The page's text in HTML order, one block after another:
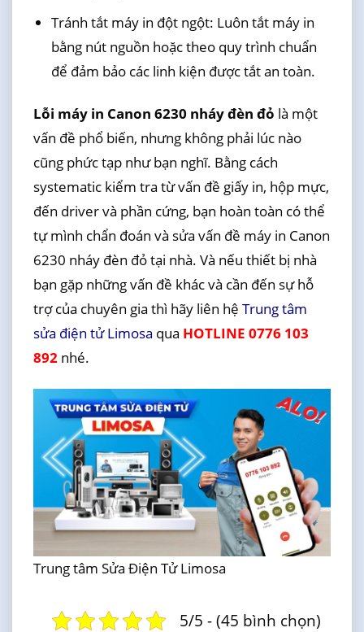
Tránh tắt máy in đột ngột: Luôn tắt máy in
bằng nút nguồn hoặc theo quy trình chuẩn
để đảm bảo các linh kiện được tắt an toàn.
Lỗi máy in Canon 6230 nháy đèn đỏ là một
vấn đề phổ biến, nhưng không phải lúc nào
cũng phức tạp như bạn nghĩ. Bằng cách
systematic kiểm tra từ vấn đề giấy in, hộp mực,
đến driver và phần cứng, bạn hoàn toàn có thể
tự mình chẩn đoán và sửa vấn đề máy in Canon
6230 nháy đèn đỏ tại nhà. Và nếu thiết bị nhà
bạn gặp những vấn đề khác và cần đến sự hỗ
trợ của chuyên gia thì hãy liên hệ Trung tâm
sửa điện tử Limosa qua HOTLINE 0776 103
892nhé.
Trung tâm Sửa Điện Tử Limosa
5/5 - (45 bình chọn)